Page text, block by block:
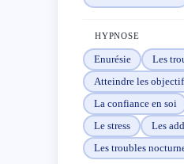
d’amour et de joie
HYPNOSE
Enurésie Les
Atteindre les
La confiance en soi
Le stress
Les
Les troubles